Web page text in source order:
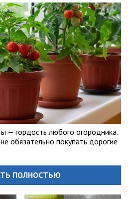
— гордость любого огородника.
обязательно покупать дорогие
ПОЛНОСТЬЮ